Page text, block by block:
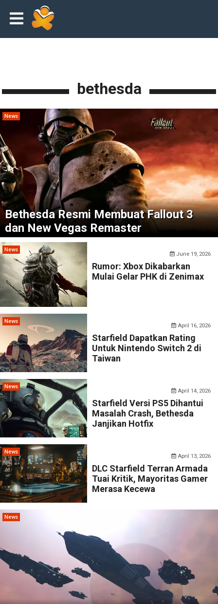
bethesda
News
Bethesda Resmi Membuat Fallout 3
dan New Vegas Remaster
News
June 19, 2026
Rumor: Xbox Dikabarkan
Mulai Gelar PHK di Zenimax
News
April 16, 2026
Starfield Dapatkan Rating
Untuk Nintendo Switch 2 di
Taiwan
News
April 14, 2026
Starfield Versi PS5 Dihantui
Masalah Crash, Bethesda
Janjikan Hotfix
News
April 13, 2026
DLC Starfield Terran Armada
Tuai Kritik, Mayoritas Gamer
Merasa Kecewa
News